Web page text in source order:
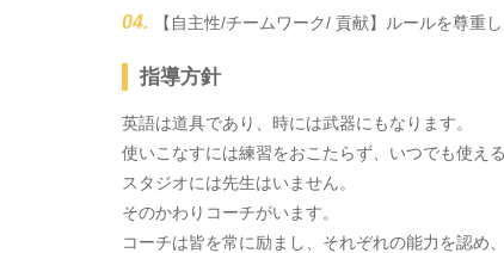
【自主性/チームワーク/ 貢献】ルールを尊重
指導方針
英語は道具であり、時には武器にもなります。
使いこなすには練習をおこたらず、いつでも使え
スタジオには先生はいません。
そのかわりコーチがいます。
コーチは皆を常に励まし、それぞれの能力を認め